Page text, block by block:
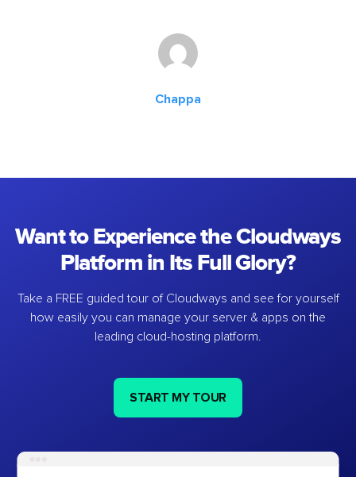
Chappa
Want to Experience the Cloudways
Platform in Its Full Glory?
Take a FREE guided tour of Cloudways and see for yourself
how easily you can manage your server & apps on the
leading cloud-hosting platform.
START MY TOUR